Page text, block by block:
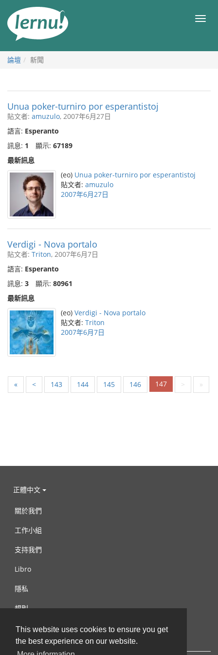
This website uses cookies to ensure you get
the best experience on our website.
目
論壇 新聞
Unua poker-turniro por esperantistoj
貼文者: amuzulo, 2007年6月27日
語言: Esperanto
訊息: 1 顯示: 67189
最新訊息
(eo) Unua poker-turniro por esperantistoj
貼文者: amuzulo
2007年6月27日
Verdigi - Nova portalo
貼文者: Triton, 2007年6月7日
語言: Esperanto
訊息: 3 顯示: 80961
最新訊息
(eo) Verdigi - Nova portalo
貼文者: Triton
2007年6月7日
« < 143 144 145 146 147 > »
正體中文
關於我們
工作小組
支持我們
Libro
隱私
規則
連絡我們